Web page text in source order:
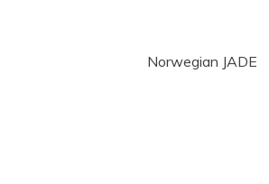
Norwegian JADE